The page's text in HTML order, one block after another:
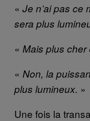
« Je n’ai pas ce
sera plus
« Mais plus
« Non, la
plus lumineux. »
Une fois la